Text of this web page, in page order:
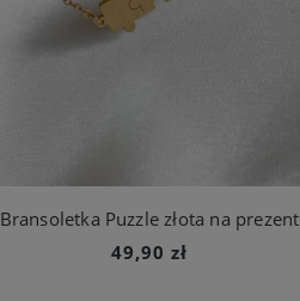
Bransoletka Puzzle złota na prezent
49,90 zł